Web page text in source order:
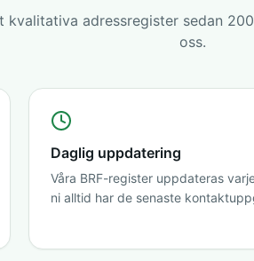
kvalitativa adressregister sedan
oss.
Daglig uppdatering
Våra BRF-register uppdateras
ni alltid har de senaste